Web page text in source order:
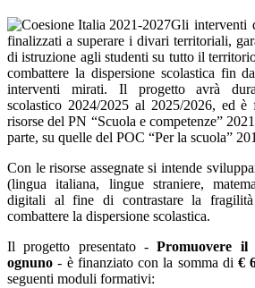
Gli interventi
finalizzati a superare i divari territoriali,
di istruzione agli studenti su tutto il
combattere la dispersione scolastica fin
interventi mirati. Il progetto avrà
scolastico 2024/2025 al 2025/2026, ed è
risorse del PN “Scuola e competenze”
parte, su quelle del POC “Per la scuola”
Con le risorse assegnate si intende
(lingua italiana, lingue straniere,
digitali al fine di contrastare la
combattere la dispersione scolastica.
Il progetto presentato -Promuovere
ognuno - è finanziato con la somma di €
seguenti moduli formativi: